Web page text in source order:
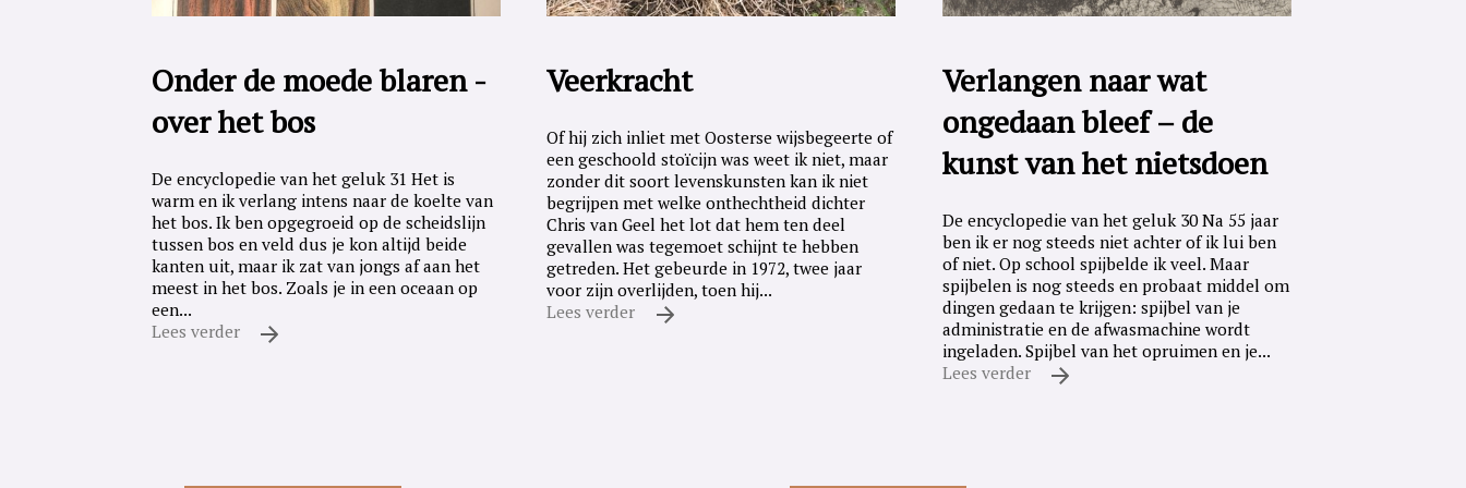
Onder de moede blaren -
over het bos
De encyclopedie van het geluk 31 Het is
warm en ik verlang intens naar de koelte van
het bos. Ik ben opgegroeid op de scheidslijn
tussen bos en veld dus je kon altijd beide
kanten uit, maar ik zat van jongs af aan het
meest in het bos. Zoals je in een oceaan op
een...
Lees verder
Veerkracht
Of hij zich inliet met Oosterse wijsbegeerte of
een geschoold stoïcijn was weet ik niet, maar
zonder dit soort levenskunsten kan ik niet
begrijpen met welke onthechtheid dichter
Chris van Geel het lot dat hem ten deel
gevallen was tegemoet schijnt te hebben
getreden. Het gebeurde in 1972, twee jaar
voor zijn overlijden, toen hij...
Lees verder
Verlangen naar wat
ongedaan bleef – de
kunst van het nietsdoen
De encyclopedie van het geluk 30 Na 55 jaar
ben ik er nog steeds niet achter of ik lui ben
of niet. Op school spijbelde ik veel. Maar
spijbelen is nog steeds en probaat middel om
dingen gedaan te krijgen: spijbel van je
administratie en de afwasmachine wordt
ingeladen. Spijbel van het opruimen en je...
Lees verder